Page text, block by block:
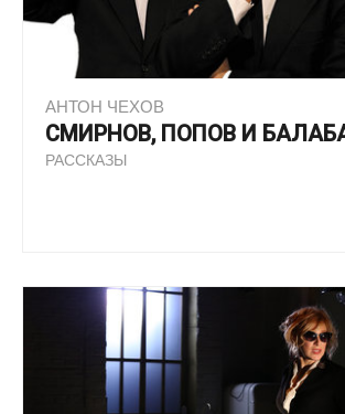
АНТОН ЧЕХОВ
СМИРНОВ, ПОПОВ И
РАССКАЗЫ